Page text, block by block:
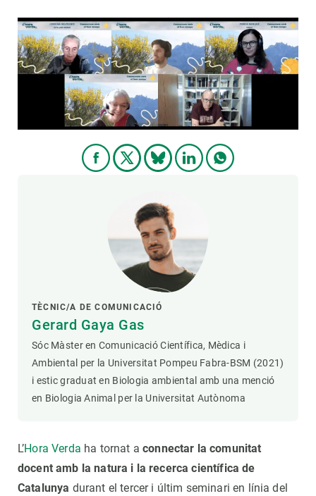
TÈCNIC/A DE COMUNICACIÓ
Gerard Gaya Gas
Sóc Màster en Comunicació Científica, Mèdica i
Ambiental per la Universitat Pompeu Fabra-BSM (2021)
i estic graduat en Biologia ambiental amb una menció
en Biologia Animal per la Universitat Autònoma
L’Hora Verda ha tornat aconnectar la comunitat
docent amb la natura i la recerca científica de
Catalunya durant el tercer i últim seminari en línia del